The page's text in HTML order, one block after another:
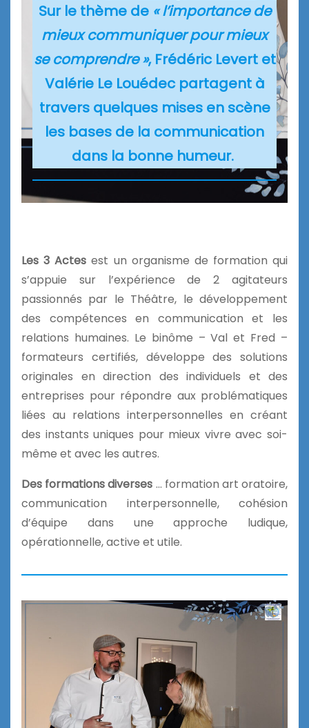
Sur le thème de « l’importance de
mieux communiquer pour mieux
se comprendre », Frédéric Levert et
Valérie Le Louédec partagent à
travers quelques mises en scène
les bases de la communication
dans la bonne humeur.
Les 3 Actesest un organisme de formation qui
s’appuie sur l’expérience de 2 agitateurs
passionnés par le Théâtre, le développement
des compétences en communication et les
relations humaines. Le binôme – Val et Fred –
formateurs certifiés, développe des solutions
originales en direction des individuels et des
entreprises pour répondre aux problématiques
liées au relations interpersonnelles en créant
des instants uniques pour mieux vivre avec soi-
même et avec les autres.
Des formations diverses … formation art oratoire,
communication interpersonnelle, cohésion
d’équipe dans une approche ludique,
opérationnelle, active et utile.